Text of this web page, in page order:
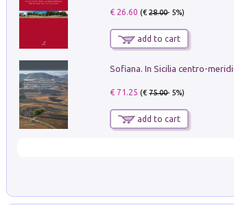
€ 26.60 (€28.00- 5%)
add to cart
€ 71.25 (€75.00- 5%)
add to cart